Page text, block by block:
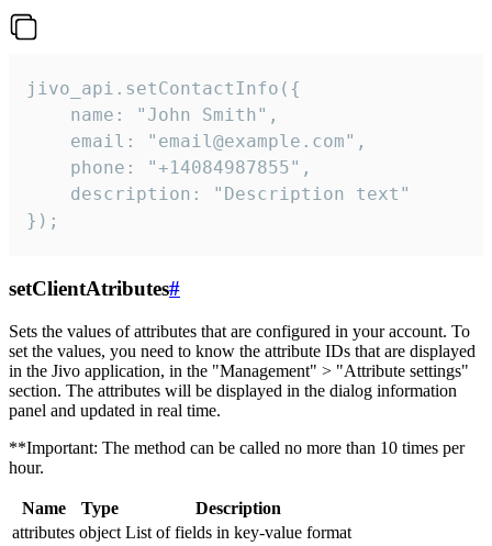
jivo_api.setContactInfo({
    name: "John Smith",
    email: "email@example.com",
    phone: "+14084987855",
    description: "Description text"
});
setClientAtributes#
Sets the values ​​of attributes that are configured in your account. To
set the values, you need to know the attribute IDs that are displayed
in the Jivo application, in the "Management" > "Attribute settings"
section. The attributes will be displayed in the dialog information
panel and updated in real time.
**Important: The method can be called no more than 10 times per
hour.
Name Type
Description
attributes object List of fields in key-value format